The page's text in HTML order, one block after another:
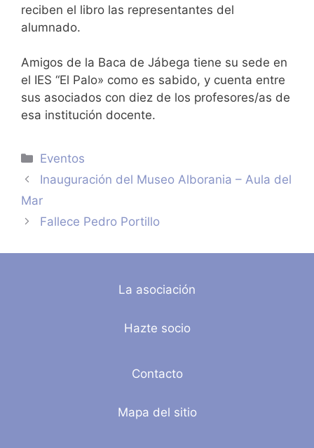
reciben el libro las representantes del
alumnado.
Amigos de la Baca de Jábega tiene su sede en
el IES “El Palo» como es sabido, y cuenta entre
sus asociados con diez de los profesores/as de
esa institución docente.
Categorías
Eventos
Inauguración del Museo Alborania – Aula del
Mar
Fallece Pedro Portillo
La asociación
Hazte socio
Contacto
Mapa del sitio